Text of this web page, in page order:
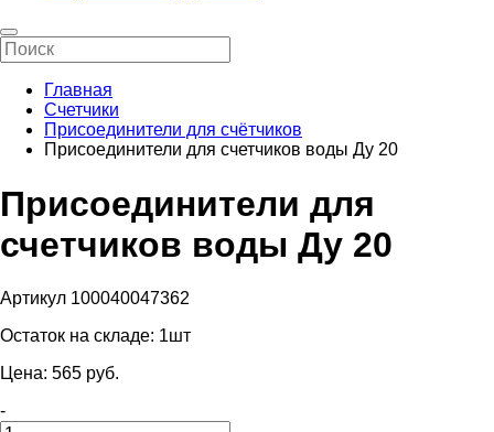
Главная
Счетчики
Присоединители для счётчиков
Присоединители для счетчиков воды Ду 20
Присоединители для
счетчиков воды Ду 20
Артикул 100040047362
Остаток на складе: 1шт
Цена: 565 pуб.
-